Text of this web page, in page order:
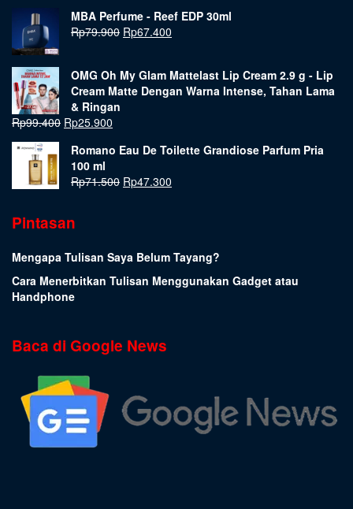
MBA Perfume - Reef EDP 30ml
Rp79.900 Rp67.400
OMG Oh My Glam Mattelast Lip Cream 2.9 g - Lip
Cream Matte Dengan Warna Intense, Tahan Lama
& Ringan
Rp99.400 Rp25.900
Romano Eau De Toilette Grandiose Parfum Pria
100 ml
Rp71.500 Rp47.300
Pintasan
Mengapa Tulisan Saya Belum Tayang?
Cara Menerbitkan Tulisan Menggunakan Gadget atau
Handphone
Baca di Google News